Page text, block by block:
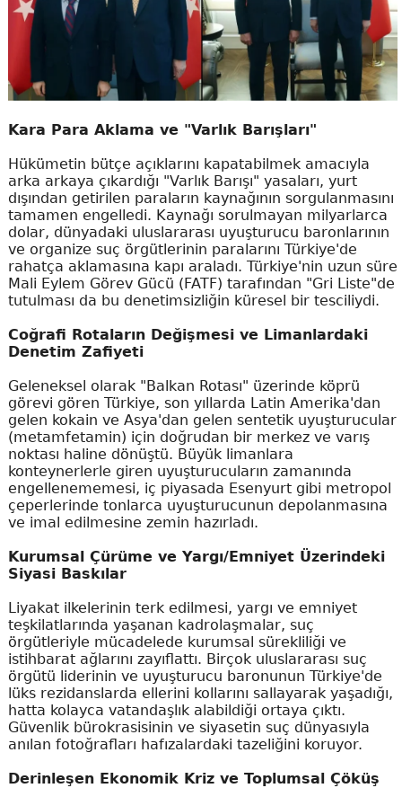
Kara Para Aklama ve "Varlık Barışları"
Hükümetin bütçe açıklarını kapatabilmek amacıyla
arka arkaya çıkardığı "Varlık Barışı" yasaları, yurt
dışından getirilen paraların kaynağının sorgulanmasını
tamamen engelledi. Kaynağı sorulmayan milyarlarca
dolar, dünyadaki uluslararası uyuşturucu baronlarının
ve organize suç örgütlerinin paralarını Türkiye'de
rahatça aklamasına kapı araladı. Türkiye'nin uzun süre
Mali Eylem Görev Gücü (FATF) tarafından "Gri Liste"de
tutulması da bu denetimsizliğin küresel bir tesciliydi.
Coğrafi Rotaların Değişmesi ve Limanlardaki
Denetim Zafiyeti
Geleneksel olarak "Balkan Rotası" üzerinde köprü
görevi gören Türkiye, son yıllarda Latin Amerika'dan
gelen kokain ve Asya'dan gelen sentetik uyuşturucular
(metamfetamin) için doğrudan bir merkez ve varış
noktası haline dönüştü. Büyük limanlara
konteynerlerle giren uyuşturucuların zamanında
engellenememesi, iç piyasada Esenyurt gibi metropol
çeperlerinde tonlarca uyuşturucunun depolanmasına
ve imal edilmesine zemin hazırladı.
Kurumsal Çürüme ve Yargı/Emniyet Üzerindeki
Siyasi Baskılar
Liyakat ilkelerinin terk edilmesi, yargı ve emniyet
teşkilatlarında yaşanan kadrolaşmalar, suç
örgütleriyle mücadelede kurumsal sürekliliği ve
istihbarat ağlarını zayıflattı. Birçok uluslararası suç
örgütü liderinin ve uyuşturucu baronunun Türkiye'de
lüks rezidanslarda ellerini kollarını sallayarak yaşadığı,
hatta kolayca vatandaşlık alabildiği ortaya çıktı.
Güvenlik bürokrasisinin ve siyasetin suç dünyasıyla
anılan fotoğrafları hafızalardaki tazeliğini koruyor.
Derinleşen Ekonomik Kriz ve Toplumsal Çöküş